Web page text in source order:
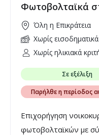
Φωτοβολταϊκά
Όλη η Επικράτεια
Χωρίς εισοδηματικά
Χωρίς ηλικιακά
Σε εξέλιξη
Παρήλθε η περίοδος
Επιχορήγηση
φωτοβολταϊκών με